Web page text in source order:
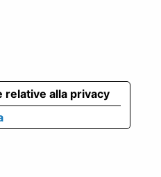
alla privacy